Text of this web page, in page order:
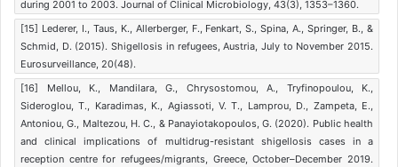
during 2001 to 2003. Journal of Clinical Microbiology, 43(3), 1353–1360.
[15] Lederer, I., Taus, K., Allerberger, F., Fenkart, S., Spina, A., Springer, B., &
Schmid, D. (2015). Shigellosis in refugees, Austria, July to November 2015.
Eurosurveillance, 20(48).
[16] Mellou, K., Mandilara, G., Chrysostomou, A., Tryfinopoulou, K.,
Sideroglou, T., Karadimas, K., Agiassoti, V. T., Lamprou, D., Zampeta, E.,
Antoniou, G., Maltezou, H. C., & Panayiotakopoulos, G. (2020). Public health
and clinical implications of multidrug-resistant shigellosis cases in a
reception centre for refugees/migrants, Greece, October–December 2019.